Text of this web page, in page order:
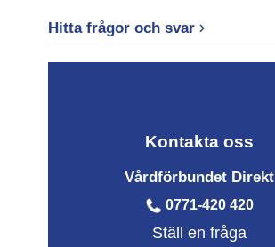
Hitta frågor och svar
Kontakta oss
Vårdförbundet Direkt
0771-420 420
Ställ en fråga